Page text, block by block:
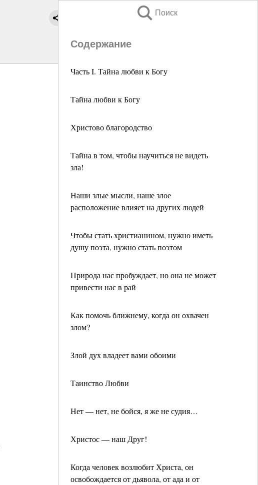
Поиск
Содержание
Часть I. Тайна любви к Богу
Тайна любви к Богу
Христово благородство
Тайна в том, чтобы научиться не видеть
зла!
Наши злые мысли, наше злое
расположение влияет на других людей
Чтобы стать христианином, нужно иметь
душу поэта, нужно стать поэтом
Природа нас пробуждает, но она не может
привести нас в рай
Как помочь ближнему, когда он охвачен
злом?
Злой дух владеет вами обоими
Таинство Любви
Нет — нет, не бойся, я же не судия…
Христос — наш Друг!
Когда человек возлюбит Христа, он
освобождается от дьявола, от ада и от